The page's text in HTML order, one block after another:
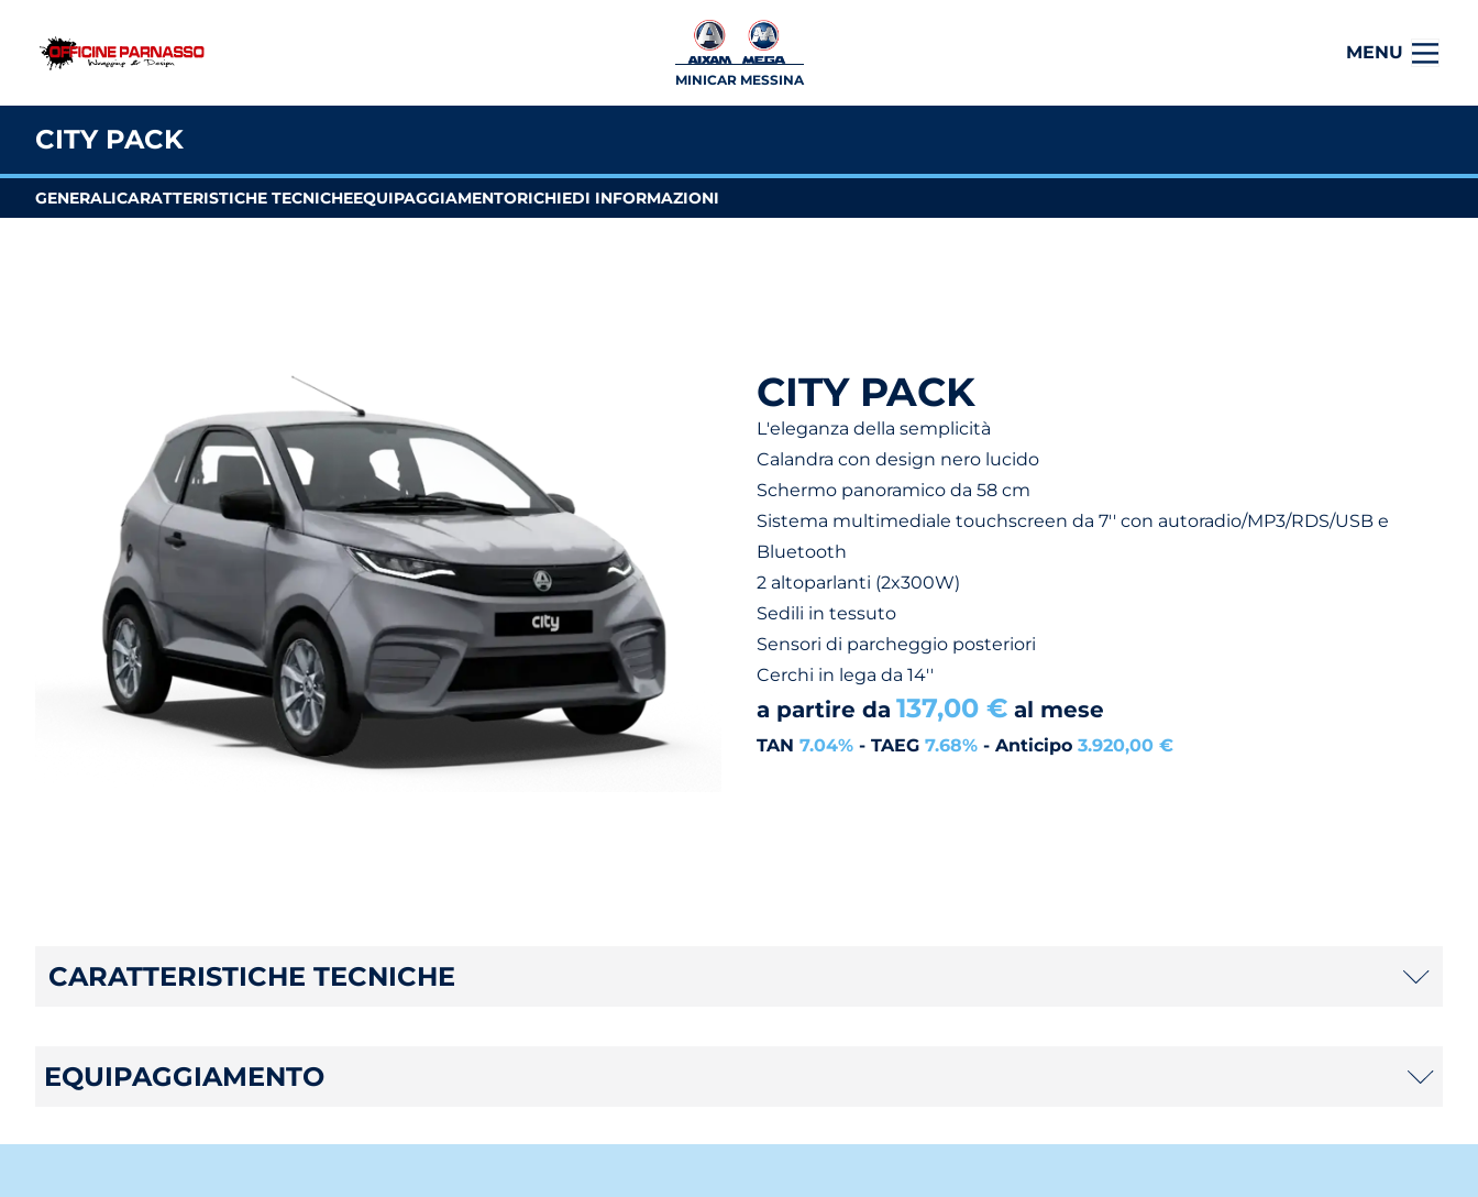
MINICAR MESSINA
MENU
CITY PACK
GENERALICARATTERISTICHE TECNICHEEQUIPAGGIAMENTORICHIEDI INFORMAZIONI
CITY PACK
L'eleganza della semplicità
Calandra con design nero lucido
Schermo panoramico da 58 cm
Sistema multimediale touchscreen da 7'' con autoradio/MP3/RDS/USB e
Bluetooth
2 altoparlanti (2x300W)
Sedili in tessuto
Sensori di parcheggio posteriori
Cerchi in lega da 14''
a partire da 137,00 € al mese
TAN 7.04% - TAEG 7.68% - Anticipo 3.920,00 €
CARATTERISTICHE TECNICHE
EQUIPAGGIAMENTO